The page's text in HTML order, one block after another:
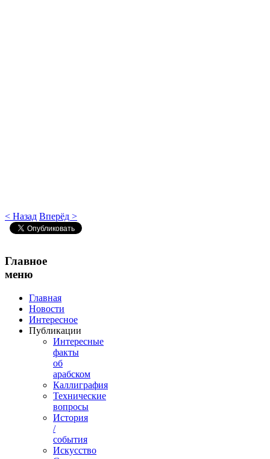
< Назад Вперёд >
Главное
меню
Главная
Новости
Интересное
Публикации
Интересные
факты
об
арабском
Каллиграфия
Технические
вопросы
История
/
события
Искусство